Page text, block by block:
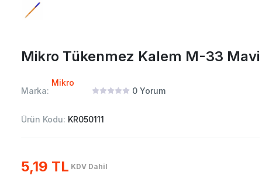
Mikro Tükenmez Kalem M-33 Mavi
Marka:
Mikro
0 Yorum
Ürün Kodu: KR050111
5,19 TL KDV Dahil